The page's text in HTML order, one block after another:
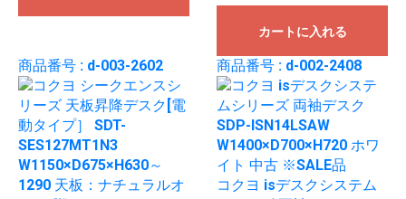
カートに入れる
商品番号 : d-003-2602 商品番号 : d-002-2408
コクヨ isデスクシステム